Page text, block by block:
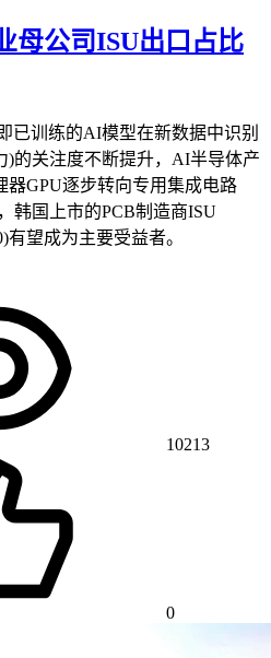
母公司ISU出口占比
已训练的AI模型在新数据中识别
)的关注度不断提升，AI半导体产
器GPU逐步转向专用集成电路
韩国上市的PCB制造商ISU
有望成为主要受益者。
10213
0